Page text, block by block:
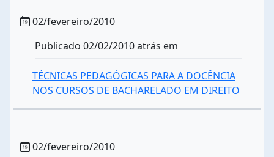
02/fevereiro/2010
Publicado 02/02/2010 atrás em
TÉCNICAS PEDAGÓGICAS PARA A DOCÊNCIA
NOS CURSOS DE BACHARELADO EM DIREITO
02/fevereiro/2010